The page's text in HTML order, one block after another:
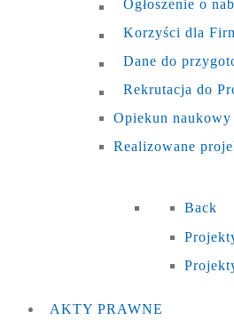
Ogłoszenie o
Korzyści dla
Dane do
Rekrutacja do
Opiekun naukowy
Realizowane
Back
AKTY PRAWNE